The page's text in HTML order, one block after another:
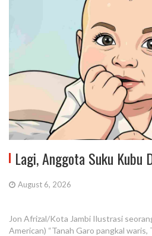
Lagi, Anggota Suku Kubu
August 6, 2026
Jon Afrizal/Kota Jambi Ilustrasi
American) “Tanah Garo pangkal waris,